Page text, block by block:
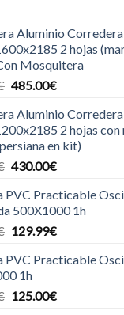
Aluminio
2 hojas
Mosquitera
El
original
era:
499.99€.
485.00€El
actual
es:
485.00€.
Aluminio
2 hojas
en kit)
El
original
era:
440.00€.
430.00€El
actual
es:
430.00€.
PVC Practicable
500X1000 1h
El
original
era:
140.00€.
129.99€El
actual
129.99€.
PVC Practicable
1h
El
125.00€El